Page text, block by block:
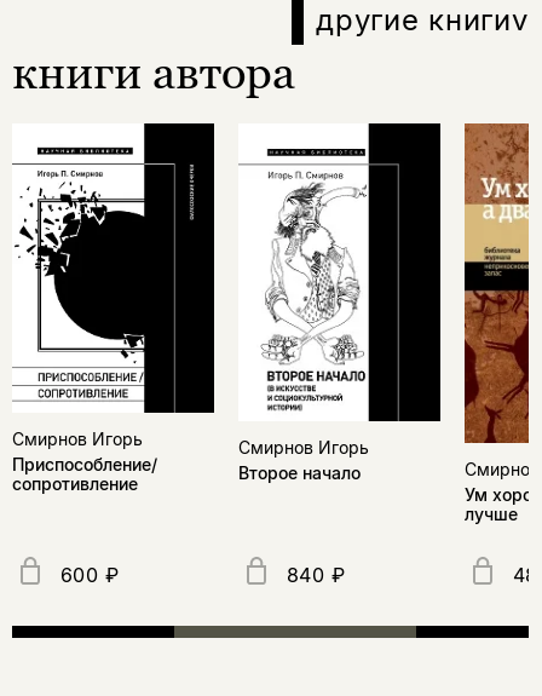
другие книгиv
книги автора
Смирнов Игорь
Приспособление/
сопротивление
600 ₽
Смирнов Игорь
Второе начало
840 ₽
Ум
лучше